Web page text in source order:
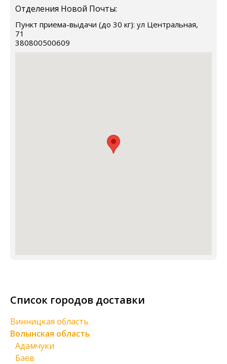
Отделения Новой Почты:
Пункт приема-выдачи (до 30 кг): ул Центральная,
71
380800500609
Список городов доставки
Винницкая область
Волынская область
Адамчуки
Баев